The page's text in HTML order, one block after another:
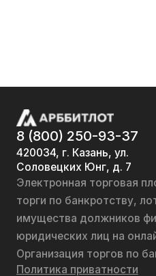
8 (800) 250-93-37
420034, г. Казань, ул.
Соловецких Юнг, д. 7
Электронная торговая
торги по банкротству,
имущества должников
юридических лиц на
Организация торгов по
Политика приватности